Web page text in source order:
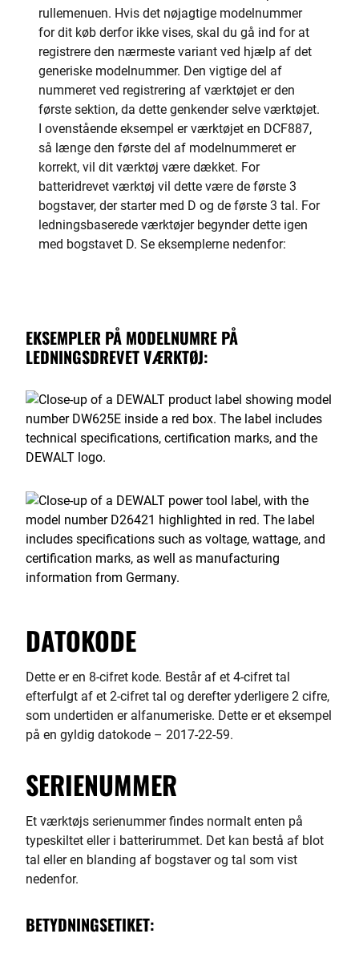
rullemenuen. Hvis det nøjagtige modelnummer
for dit køb derfor ikke vises, skal du gå ind for at
registrere den nærmeste variant ved hjælp af det
generiske modelnummer. Den vigtige del af
nummeret ved registrering af værktøjet er den
første sektion, da dette genkender selve værktøjet.
I ovenstående eksempel er værktøjet en DCF887,
så længe den første del af modelnummeret er
korrekt, vil dit værktøj være dækket. For
batteridrevet værktøj vil dette være de første 3
bogstaver, der starter med D og de første 3 tal. For
ledningsbaserede værktøjer begynder dette igen
med bogstavet D. Se eksemplerne nedenfor:
EKSEMPLER PÅ MODELNUMRE PÅ
LEDNINGSDREVET VÆRKTØJ:
DATOKODE
Dette er en 8-cifret kode. Består af et 4-cifret tal
efterfulgt af et 2-cifret tal og derefter yderligere 2 cifre,
som undertiden er alfanumeriske. Dette er et eksempel
på en gyldig datokode – 2017-22-59.
SERIENUMMER
Et værktøjs serienummer findes normalt enten på
typeskiltet eller i batterirummet. Det kan bestå af blot
tal eller en blanding af bogstaver og tal som vist
nedenfor.
BETYDNINGSETIKET: